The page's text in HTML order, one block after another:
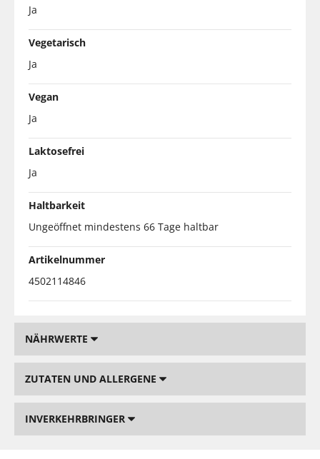
Ja
Vegetarisch
Ja
Vegan
Ja
Laktosefrei
Ja
Haltbarkeit
Ungeöffnet mindestens 66 Tage haltbar
Artikelnummer
4502114846
NÄHRWERTE
ZUTATEN UND ALLERGENE
INVERKEHRBRINGER